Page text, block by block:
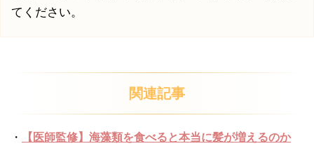
てください。
関連記事
・
【医師監修】海藻類を食べると本当に髪が増えるのか